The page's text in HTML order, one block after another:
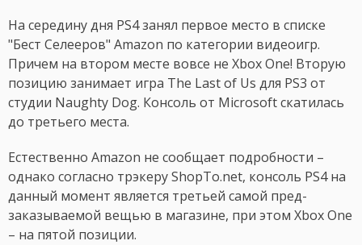
На середину дня PS4 занял первое место в списке
"Бест Селееров" Amazon по категории видеоигр.
Причем на втором месте вовсе не Xbox One! Вторую
позицию занимает игра The Last of Us для PS3 от
студии Naughty Dog. Консоль от Microsoft скатилась
до третьего места.
Естественно Amazon не сообщает подробности –
однако согласно трэкеру ShopTo.net, консоль PS4 на
данный момент является третьей самой пред-
заказываемой вещью в магазине, при этом Xbox One
– на пятой позиции.